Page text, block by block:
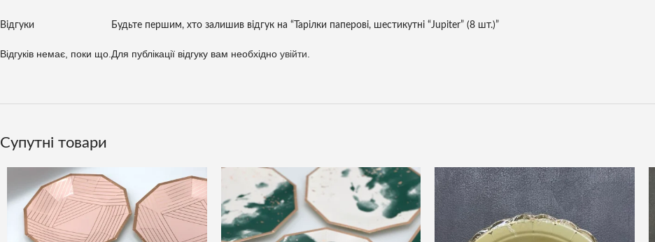
Відгуки
Відгуків немає, поки що.
Будьте першим, хто залишив відгук на “Тарілки паперові, шестикутні “Jupiter” (8 шт.)”
Для публікації відгуку вам необхідно увійти
Супутні товари